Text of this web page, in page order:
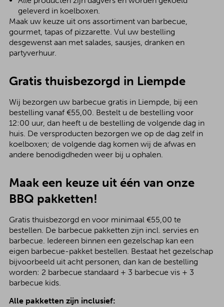
geleverd in koelboxen.
Maak uw keuze uit ons assortiment van barbecue,
gourmet, tapas of pizzarette. Vul uw bestelling
desgewenst aan met salades, sausjes, dranken en
partyverhuur.
Gratis thuisbezorgd in Liempde
Wij bezorgen uw barbecue gratis in Liempde, bij een
bestelling vanaf €55,00. Bestelt u de bestelling voor
12:00 uur, dan heeft u de bestelling de volgende dag in
huis. De versproducten bezorgen we op de dag zelf in
koelboxen; de volgende dag komen wij de afwas en
andere benodigdheden weer bij u ophalen.
Maak een keuze uit één van onze
BBQ pakketten!
Gratis thuisbezorgd en voor minimaal €55,00 te
bestellen. De barbecue pakketten zijn incl. servies en
barbecue. Iedereen binnen een gezelschap kan een
eigen barbecue-pakket bestellen. Bestaat het gezelschap
bijvoorbeeld uit acht personen, dan kan de bestelling
worden: 2 barbecue standaard + 3 barbecue vis + 3
barbecue kids.
Alle pakketten zijn inclusief: